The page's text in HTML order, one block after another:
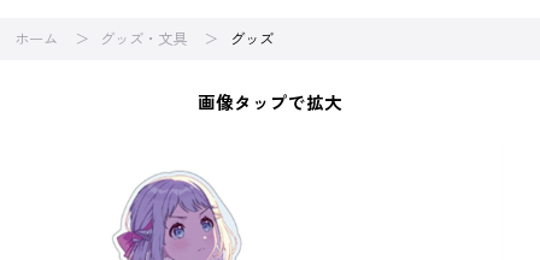
ホーム グッズ・文具 グッズ
画像タップで拡大